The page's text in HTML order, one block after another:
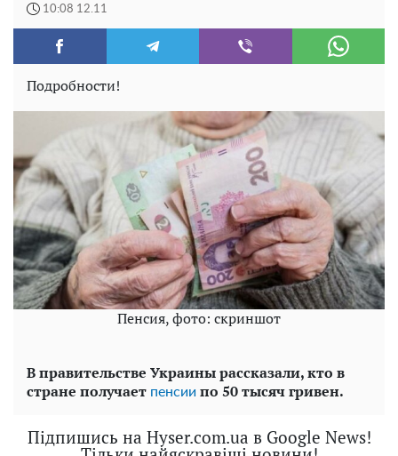
10:08 12.11
Подробности!
Пенсия, фото: скриншот
В правительстве Украины рассказали, кто в
стране получает пенсии по 50 тысяч гривен.
Підпишись на Hyser.com.ua в Google News!